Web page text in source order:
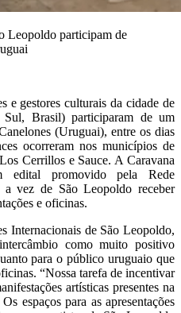
Leopoldo participam de
e gestores culturais da cidade de
Brasil) participaram de um
(Uruguai), entre os dias
ocorreram nos municípios de
Cerrillos e Sauce. A Caravana
promovido pela Rede
a vez de São Leopoldo receber
e oficinas.
Internacionais de São Leopoldo,
como muito positivo
para o público uruguaio que
“Nossa tarefa de incentivar
artísticas presentes na
espaços para as apresentações